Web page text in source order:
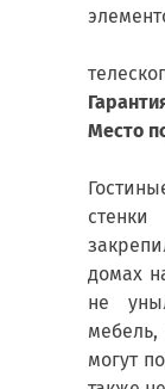
Место
домах
не
могут